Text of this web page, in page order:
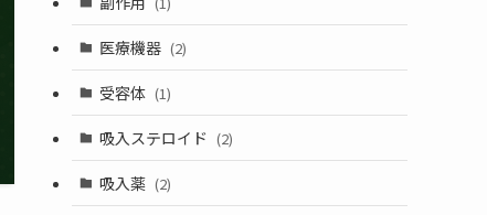
医療機器 (2)
受容体 (1)
吸入ステロイド (2)
吸入薬 (2)